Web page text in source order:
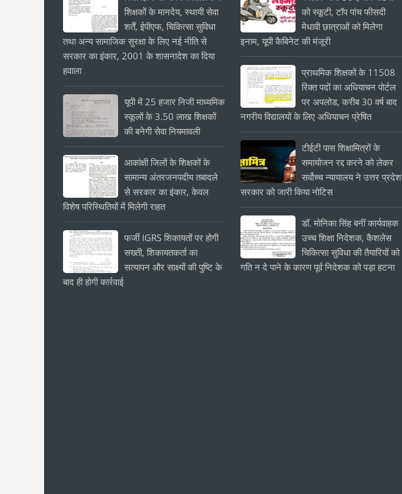
शिक्षकों के मानदेय, स्थायी सेवा
शर्तें, ईपीएफ, चिकित्सा सुविधा
तथा अन्य सामाजिक सुरक्षा के लिए नई नीति से
सरकार का इंकार, 2001 के शासनादेश का दिया
हवाला
यूपी में 25 हजार निजी माध्यमिक
स्कूलों के 3.50 लाख शिक्षकों
की बनेगी सेवा नियमावली
आकांक्षी जिलों के शिक्षकों के
सामान्य अंतरजनपदीय तबादले
से सरकार का इंकार, केवल
विशेष परिस्थितियों में मिलेगी राहत
फर्जी IGRS शिकायतों पर होगी
सख्ती, शिकायतकर्ता का
सत्यापन और साक्ष्यों की पुष्टि के
बाद ही होगी कार्रवाई
को स्कूटी, टॉप पांच फीसदी
मेधावी छात्राओं को मिलेगा
इनाम, यूपी कैबिनेट की मंजूरी
प्राथमिक शिक्षकों के 11508
रिक्त पदों का अधियाचन पोर्टल
पर अपलोड, करीब 30 वर्ष बाद
नगरीय विद्यालयों के लिए अधियाचन प्रेषित
टीईटी पास शिक्षामित्रों के
समायोजन रद्द करने को लेकर
सर्वोच्च न्यायालय ने उत्तर प्रदेश
सरकार को जारी किया नोटिस
डॉ. मोनिका सिंह बनीं कार्यवाहक
उच्च शिक्षा निदेशक, कैशलेस
चिकित्सा सुविधा की तैयारियों को
गति न दे पाने के कारण पूर्व निदेशक को पड़ा हटना